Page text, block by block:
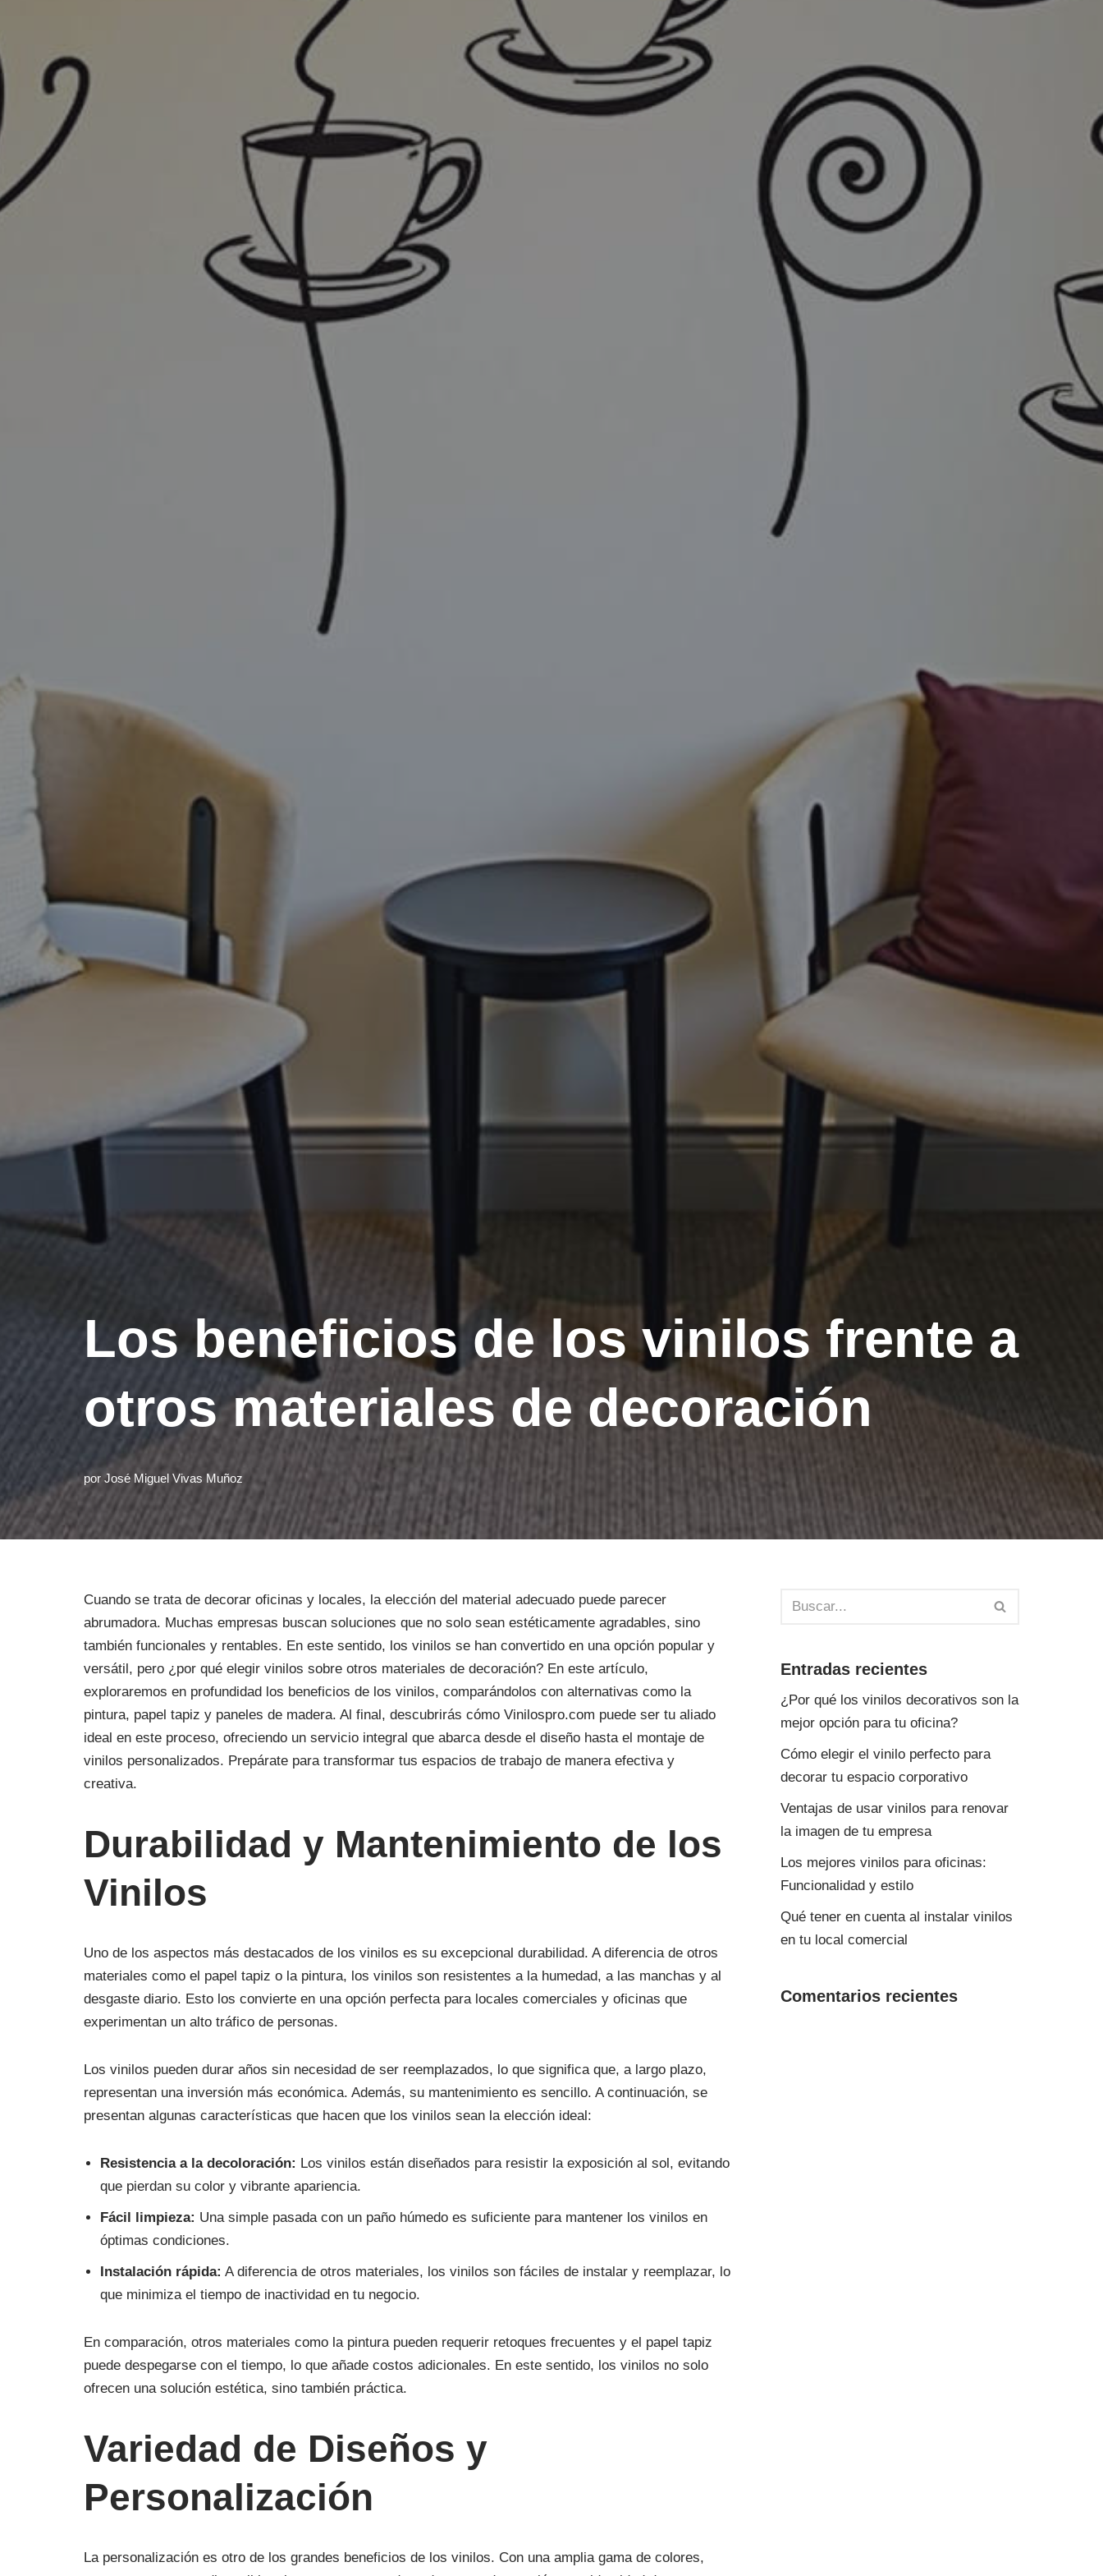
Los beneficios de los vinilos frente a
otros materiales de decoración
por José Miguel Vivas Muñoz
Cuando se trata de decorar oficinas y locales, la elección del material adecuado puede parecer
abrumadora. Muchas empresas buscan soluciones que no solo sean estéticamente agradables, sino
también funcionales y rentables. En este sentido, los vinilos se han convertido en una opción popular y
versátil, pero ¿por qué elegir vinilos sobre otros materiales de decoración? En este artículo,
exploraremos en profundidad los beneficios de los vinilos, comparándolos con alternativas como la
pintura, papel tapiz y paneles de madera. Al final, descubrirás cómo Vinilospro.com puede ser tu aliado
ideal en este proceso, ofreciendo un servicio integral que abarca desde el diseño hasta el montaje de
vinilos personalizados. Prepárate para transformar tus espacios de trabajo de manera efectiva y
creativa.
Durabilidad y Mantenimiento de los
Vinilos
Uno de los aspectos más destacados de los vinilos es su excepcional durabilidad. A diferencia de otros
materiales como el papel tapiz o la pintura, los vinilos son resistentes a la humedad, a las manchas y al
desgaste diario. Esto los convierte en una opción perfecta para locales comerciales y oficinas que
experimentan un alto tráfico de personas.
Los vinilos pueden durar años sin necesidad de ser reemplazados, lo que significa que, a largo plazo,
representan una inversión más económica. Además, su mantenimiento es sencillo. A continuación, se
presentan algunas características que hacen que los vinilos sean la elección ideal:
Resistencia a la decoloración: Los vinilos están diseñados para resistir la exposición al sol, evitando
que pierdan su color y vibrante apariencia.
Fácil limpieza: Una simple pasada con un paño húmedo es suficiente para mantener los vinilos en
óptimas condiciones.
Instalación rápida: A diferencia de otros materiales, los vinilos son fáciles de instalar y reemplazar, lo
que minimiza el tiempo de inactividad en tu negocio.
En comparación, otros materiales como la pintura pueden requerir retoques frecuentes y el papel tapiz
puede despegarse con el tiempo, lo que añade costos adicionales. En este sentido, los vinilos no solo
ofrecen una solución estética, sino también práctica.
Variedad de Diseños y
Personalización
La personalización es otro de los grandes beneficios de los vinilos. Con una amplia gama de colores,
Entradas recientes
¿Por qué los vinilos decorativos son la
mejor opción para tu oficina?
Cómo elegir el vinilo perfecto para
decorar tu espacio corporativo
Ventajas de usar vinilos para renovar
la imagen de tu empresa
Los mejores vinilos para oficinas:
Funcionalidad y estilo
Qué tener en cuenta al instalar vinilos
en tu local comercial
Comentarios recientes